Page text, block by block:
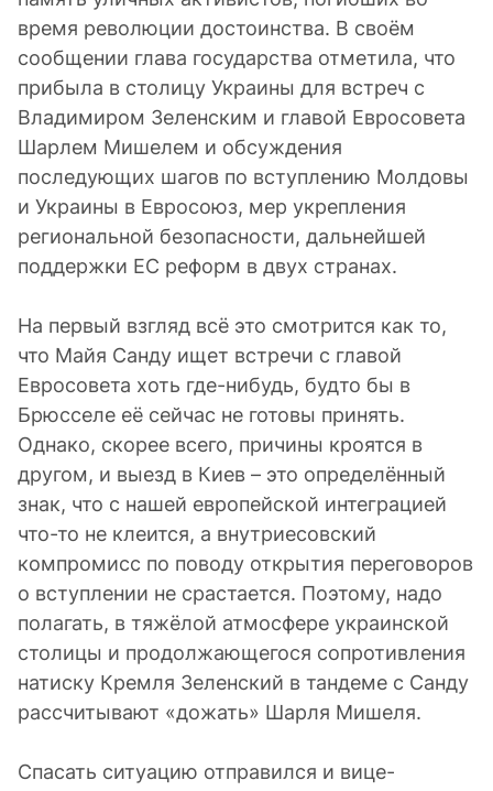
время революции достоинства. В своём
сообщении глава государства отметила, что
прибыла в столицу Украины для встреч с
Владимиром Зеленским и главой Евросовета
Шарлем Мишелем и обсуждения
последующих шагов по вступлению Молдовы
и Украины в Евросоюз, мер укрепления
региональной безопасности, дальнейшей
поддержки ЕС реформ в двух странах.
На первый взгляд всё это смотрится как то,
что Майя Санду ищет встречи с главой
Евросовета хоть где-нибудь, будто бы в
Брюсселе её сейчас не готовы принять.
Однако, скорее всего, причины кроятся в
другом, и выезд в Киев – это определённый
знак, что с нашей европейской интеграцией
что-то не клеится, а внутриесовский
компромисс по поводу открытия переговоров
о вступлении не срастается. Поэтому, надо
полагать, в тяжёлой атмосфере украинской
столицы и продолжающегося сопротивления
натиску Кремля Зеленский в тандеме с Санду
рассчитывают «дожать» Шарля Мишеля.
Спасать ситуацию отправился и вице-